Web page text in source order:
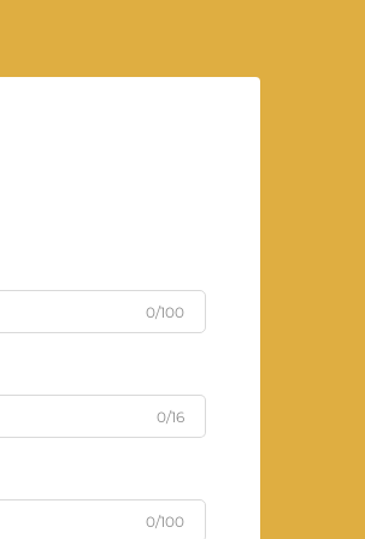
0/100
0/16
0/100